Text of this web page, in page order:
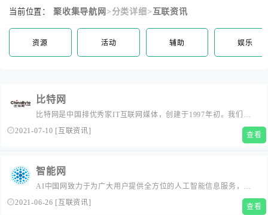
当前位置： 聚收集导航网 >分类详细> 互联资讯
资源 活动 辅助 娱乐
比特网
比特网是中国排优秀家IT互联网媒体，创建于1997年初。我们的
使命和愿景是：让科技成为一种生活方式！ChinaByte引领科技产
业风向，聚焦产业互联网和数字时代的科技创新，连接C-Level、
2021-07-10 [ 互联资讯] 查看
智能网
AI中国网致力于为广大用户提供全方位的人工智能信息服务，让
科技智慧惠及更多人。为人工智能从业者提供专业的行业资讯、
产品信息、专家评论；为广大消费者提供专业的智能产品售前指
2021-06-26 [互联资讯] 查看